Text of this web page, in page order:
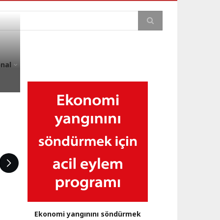
Ekonomi yangınını söndürmek